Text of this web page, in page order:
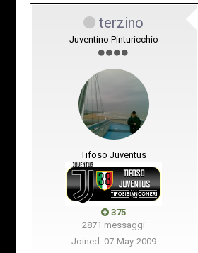
terzino
Juventino Pinturicchio
Tifoso Juventus
375
2871 messaggi
Joined: 07-May-2009